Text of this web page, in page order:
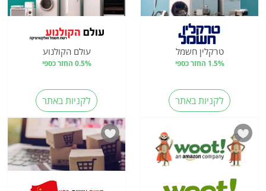
טרקלין חשמל
1.5% החזר כספי
לקניות באתר
עולם הקולנוע
0.5% החזר כספי
לקניות באתר